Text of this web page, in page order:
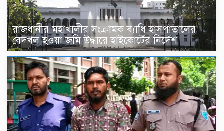
রাজধানীর মহাখালীর সংক্রামক ব্যাধি হাসপাতালের
বেদখল হওয়া জমি উদ্ধারে হাইকোর্টের নির্দেশ